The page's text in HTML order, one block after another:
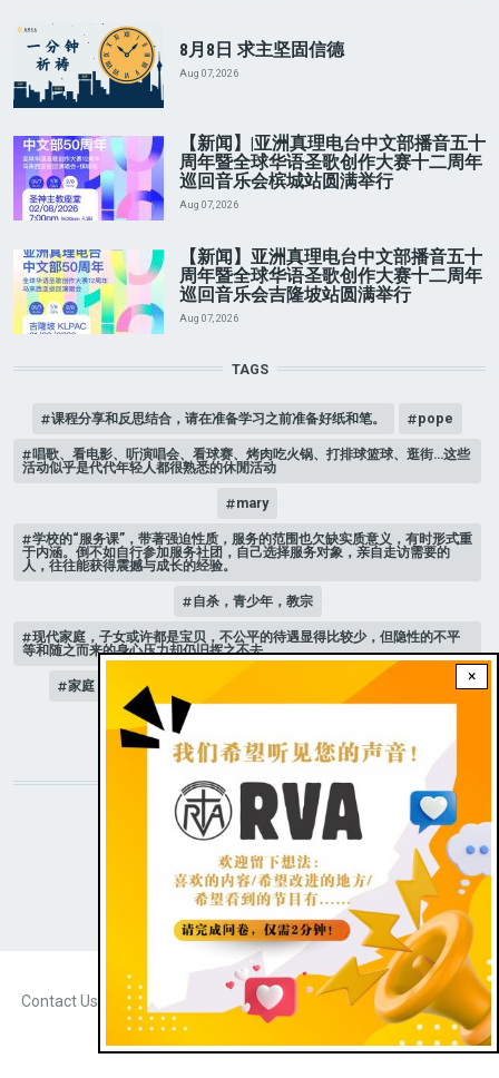
×
8月8日 求主坚固信德
Aug 07, 2026
【新闻】|亚洲真理电台中文部播音五十
周年暨全球华语圣歌创作大赛十二周年
巡回音乐会槟城站圆满举行
Aug 07, 2026
【新闻】亚洲真理电台中文部播音五十
周年暨全球华语圣歌创作大赛十二周年
巡回音乐会吉隆坡站圆满举行
Aug 07, 2026
TAGS
课程分享和反思结合，请在准备学习之前准备好纸和笔。 pope
唱歌、看电影、听演唱会、看球赛、烤肉吃火锅、打排球篮球、逛街…这些
活动似乎是代代年轻人都很熟悉的休閒活动
mary
学校的“服务课”，带著强迫性质，服务的范围也欠缺实质意义，有时形式重
于内涵。倒不如自行参加服务社团，自己选择服务对象，亲自走访需要的
人，往往能获得震撼与成长的经验。
自杀，青少年，教宗
现代家庭，子女或许都是宝贝，不公平的待遇显得比较少，但隐性的不平
等和随之而来的身心压力却仍旧挥之不去。
家庭 # 课堂 是可以选择，少男少女想要当男人还是女人？
STAY CONNECTED WITH US!
Contact Us
Dark theme